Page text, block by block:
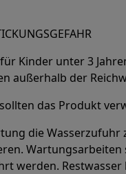
Kinder unter 3
außerhalb der
das Produkt
die
werden.